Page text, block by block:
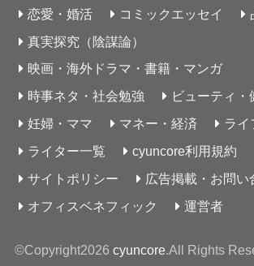
恋愛・婚活 コミックエッセイ
真実探究（陰謀論）
映画・海外ドラマ・書籍・マンガ
時事ネタ・社会勉強
ビューティ・
妊婦・ママ
マネー・経済
ライ
ライター一覧
cyuncore利用規約
サイトポリシー
広告掲載・お問い
オフィスベネフィック
運営者
©Copyright2026 cyuncore.All Rights